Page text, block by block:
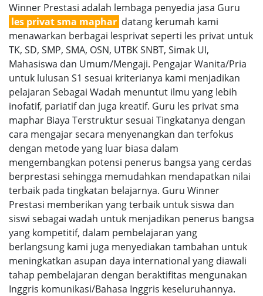
Winner Prestasi adalah lembaga penyedia jasa Guru
les privat sma maphar datang kerumah kami
menawarkan berbagai lesprivat seperti les privat untuk
TK, SD, SMP, SMA, OSN, UTBK SNBT, Simak UI,
Mahasiswa dan Umum/Mengaji. Pengajar Wanita/Pria
untuk lulusan S1 sesuai kriterianya kami menjadikan
pelajaran Sebagai Wadah menuntut ilmu yang lebih
inofatif, pariatif dan juga kreatif. Guru les privat sma
maphar Biaya Terstruktur sesuai Tingkatanya dengan
cara mengajar secara menyenangkan dan terfokus
dengan metode yang luar biasa dalam
mengembangkan potensi penerus bangsa yang cerdas
berprestasi sehingga memudahkan mendapatkan nilai
terbaik pada tingkatan belajarnya. Guru Winner
Prestasi memberikan yang terbaik untuk siswa dan
siswi sebagai wadah untuk menjadikan penerus bangsa
yang kompetitif, dalam pembelajaran yang
berlangsung kami juga menyediakan tambahan untuk
meningkatkan asupan daya international yang diawali
tahap pembelajaran dengan beraktifitas mengunakan
Inggris komunikasi/Bahasa Inggris keseluruhannya.